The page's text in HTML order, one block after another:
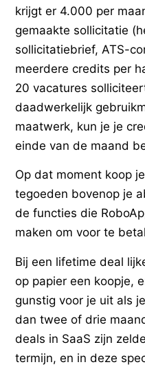
krijgt er 4.000 per
gemaakte sollicitatie
sollicitatiebrief, ATS-
meerdere credits per
20 vacatures
daadwerkelijk
maatwerk, kun je je
einde van de maand
Op dat moment koop
tegoeden bovenop je
de functies die
maken om voor te
Bij een lifetime deal
op papier een koopje,
gunstig voor je uit als
dan twee of drie
deals in SaaS zijn
termijn, en in deze